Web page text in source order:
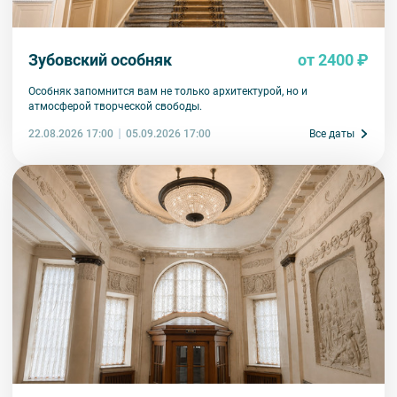
Зубовский особняк от 2400 ₽
Особняк запомнится вам не только архитектурой, но и
атмосферой творческой свободы.
22.08.2026 17:00 05.09.2026 17:00 Все даты